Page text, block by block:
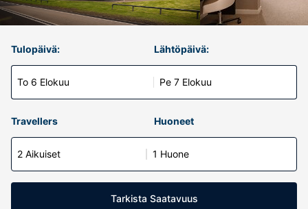
Tulopäivä:
To 6 Elokuu
Lähtöpäivä:
Pe 7 Elokuu
Travellers Huoneet
2 Aikuiset 1 Huone
Tarkista Saatavuus